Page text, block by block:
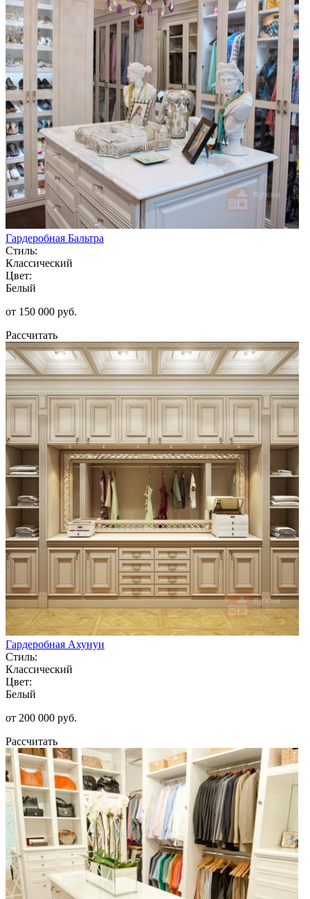
Гардеробная Бальтра
Стиль:
Классический
Цвет:
Белый
от 150 000 руб.
Рассчитать
Гардеробная Ахунуи
Стиль:
Классический
Цвет:
Белый
от 200 000 руб.
Рассчитать